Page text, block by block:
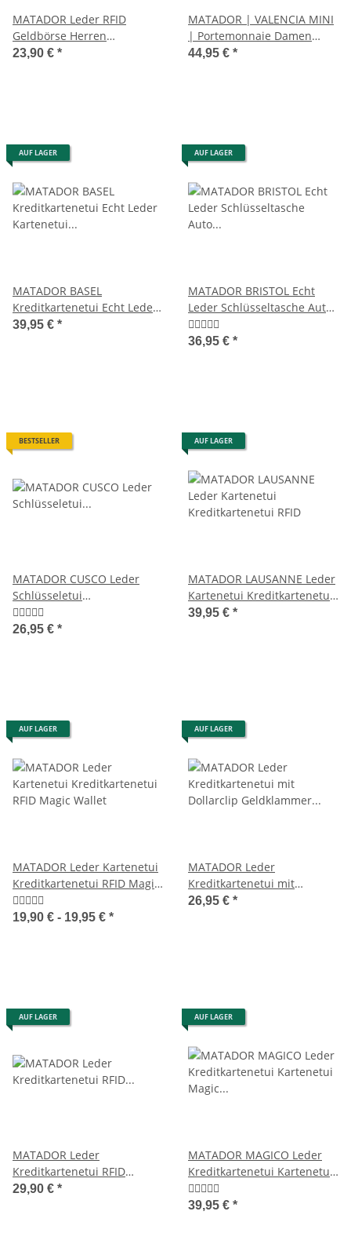
MATADOR Leder RFID
Geldbörse Herren
Geldbeutel mit
23,90 € *
MATADOR | VALENCIA MINI
| Portemonnaie Damen
Klein Leder RFID
44,95 € *
AUF LAGER
MATADOR BASEL
Kreditkartenetui Echt Leder
Kartenetui Münzfach RFID
39,95 € *
AUF LAGER
MATADOR BRISTOL Echt
Leder Schlüsseltasche Auto
Motorrad RFID
36,95 € *
BESTSELLER
MATADOR CUSCO Leder
Schlüsseletui
Schlüsseltasche 2
Schlüsselringe
26,95 € *
AUF LAGER
MATADOR LAUSANNE Leder
Kartenetui Kreditkartenetui
RFID
39,95 € *
AUF LAGER
MATADOR Leder Kartenetui
Kreditkartenetui RFID Magic
Wallet
19,90 € - 19,95 € *
AUF LAGER
MATADOR Leder
Kreditkartenetui mit
Dollarclip Geldklammer RFID
26,95 € *
AUF LAGER
MATADOR Leder
Kreditkartenetui RFID
Kreditkartenhülle Hell-
29,90 € *
AUF LAGER
MATADOR MAGICO Leder
Kreditkartenetui Kartenetui
Magic Wallet RFID
39,95 € *